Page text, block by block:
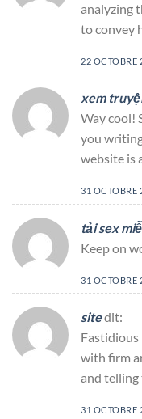
analyzing
to convey
22 OCTOBRE
xem
Way cool!
you
website is
31 OCTOBRE
tải sex
Keep on
31 OCTOBRE
sitedit:
with firm
and telling
31 OCTOBRE